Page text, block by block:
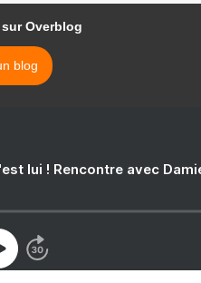
Overblog
blog
lui ! Rencontre avec